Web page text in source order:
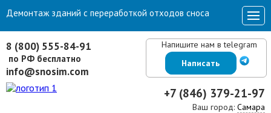
8 (800) 555-84-91
по РФ бесплатно
info@snosim.com
Напишите нам в telegram
Написать
+7 (846) 379-21-97
Ваш город: Самара
Демонтаж зданий с переработкой отходов сноса